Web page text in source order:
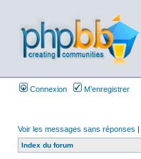
Connexion M’enregistrer
Voir les messages sans réponses |
Index du forum